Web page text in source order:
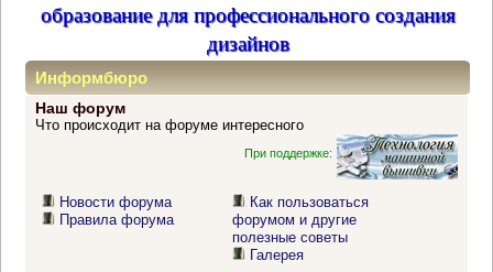
образование для профессионального создания
дизайнов
Информбюро
Наш форум
Что происходит на форуме интересного
При поддержке:
Новости форума
Правила форума
Как пользоваться
форумом и другие
полезные советы
Галерея